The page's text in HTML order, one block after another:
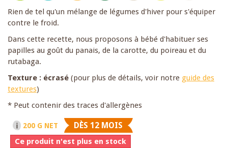
Rien de tel qu'un mélange de légumes d'hiver pour s'équiper
contre le froid.
Dans cette recette, nous proposons à bébé d'habituer ses
papilles au goût du panais, de la carotte, du poireau et du
rutabaga.
Texture : écrasé (pour plus de détails, voir notre guide des
textures)
* Peut contenir des traces d'allergènes
200 G NET DÈS 12 MOIS
Ce produit n'est plus en stock